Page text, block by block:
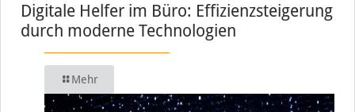
Digitale Helfer im Büro: Effizienzsteigerung
durch moderne Technologien
Mehr